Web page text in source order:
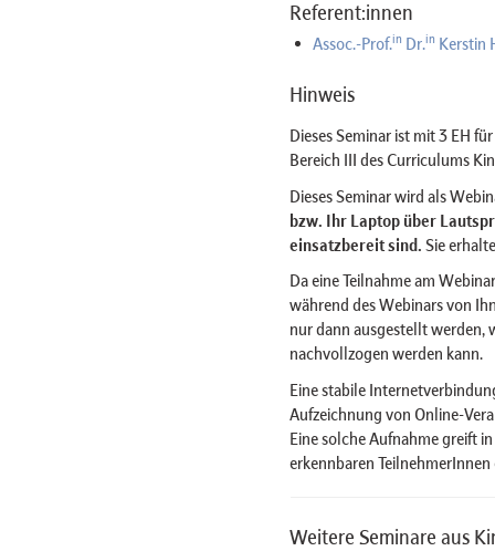
Referent:innen
Assoc.-Prof.in Dr.in Kerstin
Hinweis
Dieses Seminar ist mit 3 EH
Bereich III des Curriculums
Dieses Seminar wird als
bzw. Ihr Laptop über
einsatzbereit sind. Sie
Da eine Teilnahme am
während des Webinars von
nur dann ausgestellt werden,
nachvollzogen werden kann.
Eine stabile
Aufzeichnung von Online-
Eine solche Aufnahme greift
erkennbaren
Weitere Seminare aus